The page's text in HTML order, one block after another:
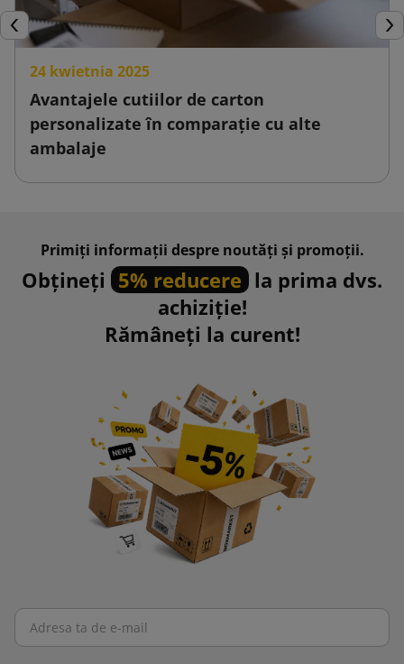
Inapoi
24 kwietnia 2025
Avantajele cutiilor de carton
personalizate în comparație cu alte
ambalaje
Primiți informații despre noutăți și promoții.
Obțineți 5% reducere la prima dvs.
achiziție!
Rămâneți la curent!